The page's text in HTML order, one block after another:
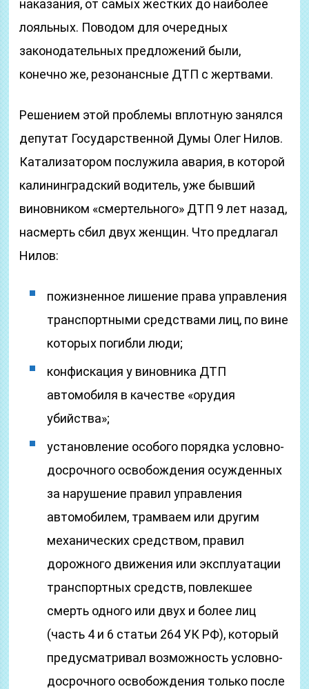
наказания, от самых жестких до наиболее
лояльных. Поводом для очередных
законодательных предложений были,
конечно же, резонансные ДТП с жертвами.
Решением этой проблемы вплотную занялся
депутат Государственной Думы Олег Нилов.
Катализатором послужила авария, в которой
калининградский водитель, уже бывший
виновником «смертельного» ДТП 9 лет назад,
насмерть сбил двух женщин. Что предлагал
Нилов:
пожизненное лишение права управления
транспортными средствами лиц, по вине
которых погибли люди;
конфискация у виновника ДТП
автомобиля в качестве «орудия
убийства»;
установление особого порядка условно-
досрочного освобождения осужденных
за нарушение правил управления
автомобилем, трамваем или другим
механических средством, правил
дорожного движения или эксплуатации
транспортных средств, повлекшее
смерть одного или двух и более лиц
(часть 4 и 6 статьи 264 УК РФ), который
предусматривал возможность условно-
досрочного освобождения только после